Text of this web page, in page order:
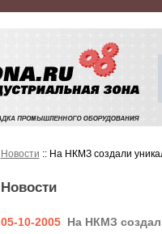
Новости :: На НКМЗ создали
Новости
05-10-2005 На НКМЗ